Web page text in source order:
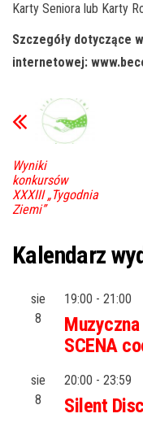
Karty Seniora lub Karty
Szczegóły dotyczące
internetowej:
Wyniki
konkursów
XXXIII „Tygodnia
Ziemi”
Kalendarz
sie
8
19:00 - 21:00
SCENA
sie
8
20:00 - 23:59
Silent